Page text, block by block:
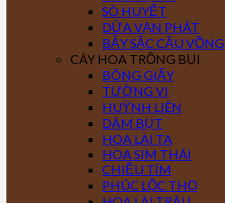
SÒ HUYẾT
DỨA VẠN PHÁT
BẢY SẮC CẦU VỒNG
CÂY HOA TRỒNG BỤI
BÔNG GIẤY
TƯỜNG VI
HUỲNH LIÊN
DÂM BỤT
HOA LÀI TA
HOA SIM THÁI
CHIỀU TÍM
PHÚC LỘC THỌ